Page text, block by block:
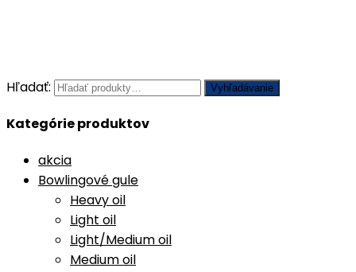
Hľadať: Vyhľadávanie
Kategórie produktov
akcia
Bowlingové gule
Heavy oil
Light oil
Light/Medium oil
Medium oil